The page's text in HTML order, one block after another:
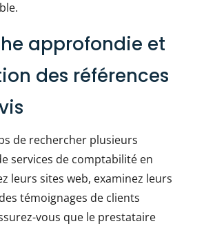
approfondie et
des références
de rechercher plusieurs
services de comptabilité en
leurs sites web, examinez leurs
témoignages de clients
vous que le prestataire